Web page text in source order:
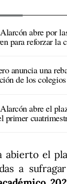
abre por
para reforzar la
anuncia una
de los
abre el
primer
abierto el
a